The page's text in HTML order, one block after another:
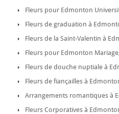
Fleurs pour Edmonton
Fleurs de graduation à
Fleurs de la Saint-Valentin à
Fleurs pour Edmonton
Fleurs de douche nuptiale à
Fleurs de fiançailles à
Arrangements romantiques à
Fleurs Corporatives à